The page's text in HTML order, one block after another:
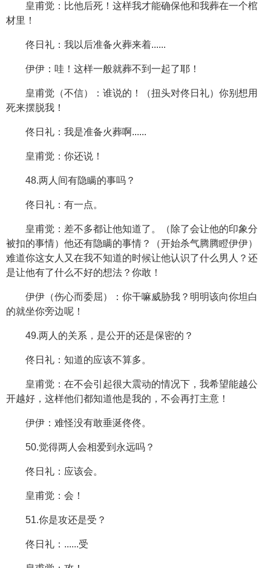
皇甫觉：比他后死！这样我才能确保他和我葬在一个棺
材里！
佟日礼：我以后准备火葬来着......
伊伊：哇！这样一般就葬不到一起了耶！
皇甫觉（不信）：谁说的！（扭头对佟日礼）你别想用
死来摆脱我！
佟日礼：我是准备火葬啊......
皇甫觉：你还说！
48.两人间有隐瞒的事吗？
佟日礼：有一点。
皇甫觉：差不多都让他知道了。（除了会让他的印象分
被扣的事情）他还有隐瞒的事情？（开始杀气腾腾瞪伊伊）
难道你这女人又在我不知道的时候让他认识了什么男人？还
是让他有了什么不好的想法？你敢！
伊伊（伤心而委屈）：你干嘛威胁我？明明该向你坦白
的就坐你旁边呢！
49.两人的关系，是公开的还是保密的？
佟日礼：知道的应该不算多。
皇甫觉：在不会引起很大震动的情况下，我希望能越公
开越好，这样他们都知道他是我的，不会再打主意！
伊伊：难怪没有敢垂涎佟佟。
50.觉得两人会相爱到永远吗？
佟日礼：应该会。
皇甫觉：会！
51.你是攻还是受？
佟日礼：......受